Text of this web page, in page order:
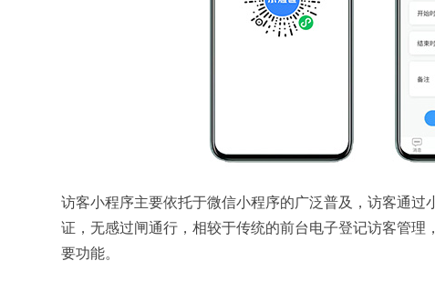
访客小程序主要依托于微信小程序的广泛普及，访客通
证，无感过闸通行，相较于传统的前台电子登记访客管理
要功能。